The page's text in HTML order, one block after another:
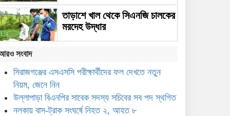
তাড়াশে খাল থেকে সিএনজি চালকের
মরদেহ উদ্ধার
কর্মকর্তা-কর্মীদের সম্মাননা প্রদান
যমুনার পানি আরও ৪-৫ দিন বাড়তে
পারে, তবে বন্যার ঝুঁকি নেই
সংবাদ
সিরাজগঞ্জের এসএসসি পরীক্ষার্থীদের ফল দেখতে নতুন
নিয়ম, জেনে নিন
উল্লাপাড়া বিএনপির সাবেক সদস্য সচিবের সব পদ স্থগিত
নলকায় বাস-ট্রাক সংঘর্ষে নিহত ২, আহত ৮